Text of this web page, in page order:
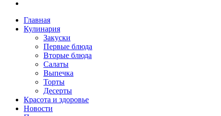
Главная
Кулинария
Закуски
Первые блюда
Вторые блюда
Салаты
Выпечка
Торты
Десерты
Красота и здоровье
Новости